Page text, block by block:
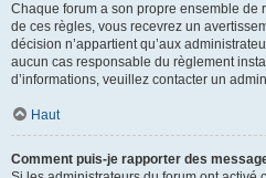
Chaque forum a son propre ensemble de
de ces règles, vous recevrez un
décision n’appartient qu’aux
aucun cas responsable du règlement
d’informations, veuillez contacter un
Haut
Comment puis-je rapporter des